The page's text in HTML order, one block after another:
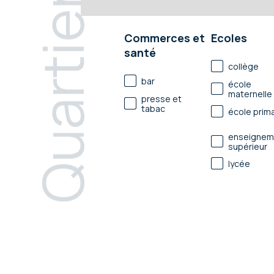
Quartier
Commerces et
santé
bar
presse et
tabac
Ecoles
collège
école
maternelle
école
supérieur
lycée